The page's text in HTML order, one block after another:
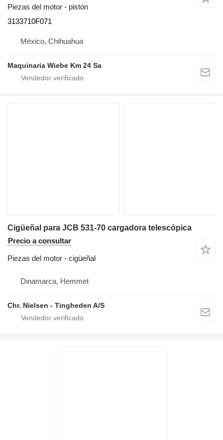
Piezas del motor - pistón
3133710F071
México, Chihuahua
Maquinaria Wiebe Km 24 Sa
Cigüeñal para JCB 531-70 cargadora telescópica
Precio a consultar
Piezas del motor - cigüeñal
Dinamarca, Hemmet
Chr. Nielsen - Tingheden A/S